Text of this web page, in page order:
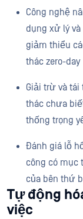
Công nghệ
dụng xử lý
giảm thiểu
thác zero-day​
Giải trừ và
thác chưa
thống trọng
Đánh giá lỗ
công có mục
của bên thứ
Tự động
việc